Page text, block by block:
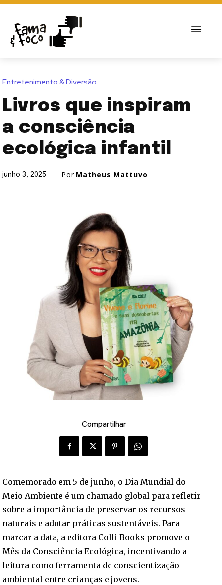
Entretenimento & Diversão
Livros que inspiram
a consciência
ecológica infantil
junho 3, 2025 Por Matheus Mattuvo
Compartilhar
Comemorado em 5 de junho, o Dia Mundial do
Meio Ambiente é um chamado global para refletir
sobre a importância de preservar os recursos
naturais e adotar práticas sustentáveis. Para
marcar a data, a editora Colli Books promove o
Mês da Consciência Ecológica, incentivando a
leitura como ferramenta de conscientização
ambiental entre crianças e jovens.